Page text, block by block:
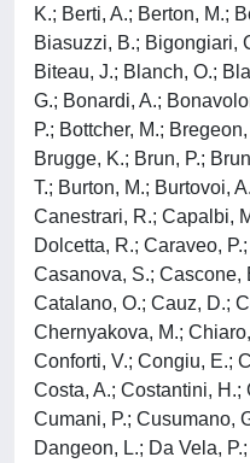
K.; Berti, A.; Berton, M.;
Biasuzzi, B.; Bigongiari,
Biteau, J.; Blanch, O.;
G.; Bonardi, A.;
P.; Bottcher, M.;
Brugge, K.; Brun, P.;
T.; Burton, M.; Burtovoi,
Canestrari, R.; Capalbi,
Dolcetta, R.; Caraveo,
Casanova, S.; Cascone,
Catalano, O.; Cauz, D.;
Chernyakova, M.;
Conforti, V.; Congiu, E.;
Costa, A.; Costantini, H.;
Cumani, P.; Cusumano,
Dangeon, L.; Da Vela,